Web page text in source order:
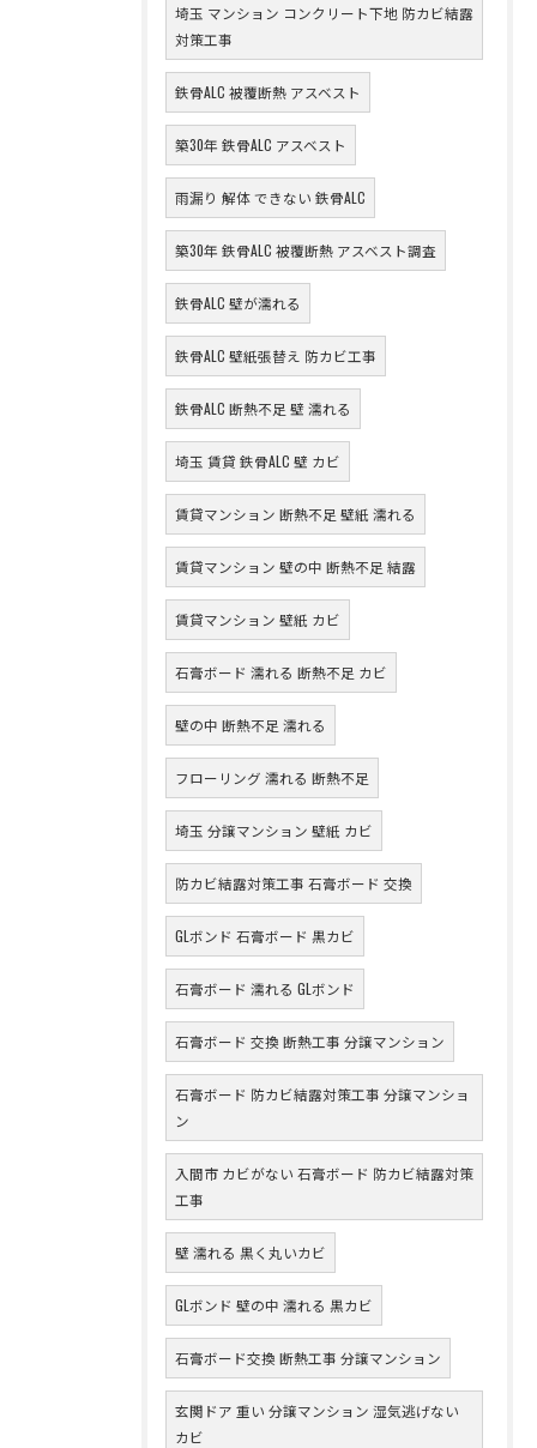
埼玉 マンション コンクリート下地 防カビ結露
対策工事
鉄骨ALC 被覆断熱 アスベスト
築30年 鉄骨ALC アスベスト
雨漏り 解体 できない 鉄骨ALC
築30年 鉄骨ALC 被覆断熱 アスベスト調査
鉄骨ALC 壁が濡れる
鉄骨ALC 壁紙張替え 防カビ工事
鉄骨ALC 断熱不足 壁 濡れる
埼玉 賃貸 鉄骨ALC 壁 カビ
賃貸マンション 断熱不足 壁紙 濡れる
賃貸マンション 壁の中 断熱不足 結露
賃貸マンション 壁紙 カビ
石膏ボード 濡れる 断熱不足 カビ
壁の中 断熱不足 濡れる
フローリング 濡れる 断熱不足
埼玉 分譲マンション 壁紙 カビ
防カビ結露対策工事 石膏ボード 交換
GLボンド 石膏ボード 黒カビ
石膏ボード 濡れる GLボンド
石膏ボード 交換 断熱工事 分譲マンション
石膏ボード 防カビ結露対策工事 分譲マンショ
ン
入間市 カビがない 石膏ボード 防カビ結露対策
工事
壁 濡れる 黒く丸いカビ
GLボンド 壁の中 濡れる 黒カビ
石膏ボード交換 断熱工事 分譲マンション
玄関ドア 重い 分譲マンション 湿気逃げない
カビ